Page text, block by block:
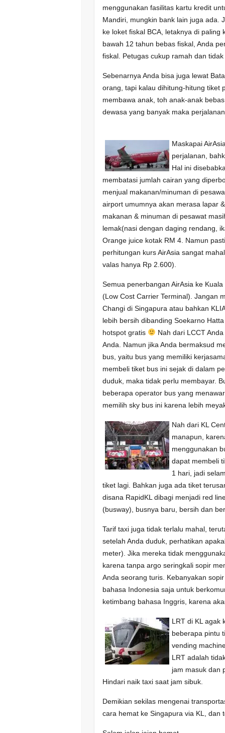
menggunakan fasilitas kartu kredit
Mandiri, mungkin bank lain juga ada.
ke loket fiskal BCA, letaknya di
bawah 12 tahun bebas fiskal, Anda
fiskal. Petugas cukup ramah dan
Sebenarnya Anda bisa juga lewat
orang, tapi kalau dihitung-hitung tiket
membawa anak, toh anak-anak
dewasa yang banyak maka
Maskapai
perjalanan,
Hal ini
membatasi jumlah cairan yang
menjual makanan/minuman di
airport umumnya akan merasa lapar
makanan & minuman di pesawat
lemak(nasi dengan daging rendang,
Orange juice kotak RM 4. Namun
perhitungan kurs AirAsia sangat
valas hanya Rp 2.600).
Semua penerbangan AirAsia ke
(Low Cost Carrier Terminal). Jangan
Changi di Singapura atau bahkan
lebih bersih dibanding Soekarno
hotspot gratis
Nah dari LCCT
Anda. Namun jika Anda bermaksud
bus, yaitu bus yang memiliki
membeli tiket bus ini sejak di dalam
duduk, maka tidak perlu membayar.
beberapa operator bus yang
memilih sky bus ini karena lebih
Nah dari KL
manapun,
menggunakan
dapat membeli
1 hari, jadi
tiket lagi. Bahkan juga ada tiket
disana RapidKL dibagi menjadi red
(busway), busnya baru, bersih dan ber
Tarif taxi juga tidak terlalu mahal,
setelah Anda duduk, perhatikan
meter). Jika mereka tidak
karena tanpa argo seringkali sopir
Anda seorang turis. Kebanyakan
bahasa Indonesia saja untuk
ketimbang bahasa Inggris, karena
LRT di KL agak
beberapa pintu
vending
LRT adalah
jam masuk dan
Hindari naik taxi saat jam sibuk.
Demikian sekilas mengenai
cara hemat ke Singapura via KL, dan